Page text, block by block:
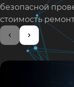
безопасной
стоимость